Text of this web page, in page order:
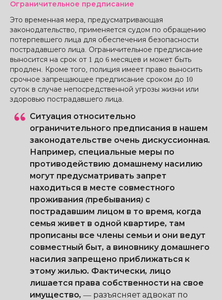
Ограничительное предписание
Это временная мера, предусматривающая
законодательство, применяется судом по обращению
потерпевшего лица для обеспечения безопасности
пострадавшего лица. Ограничительное предписание
выносится на срок от 1 до 6 месяцев и может быть
продлен. Кроме того, полиция имеет право выносить
срочное запрещающее предписание сроком до 10
суток в случае непосредственной угрозы жизни или
здоровью пострадавшего лица.
Ситуация относительно
ограничительного предписания в нашем
законодательстве очень дискуссионная.
Например, специальные меры по
противодействию домашнему насилию
могут предусматривать запрет
находиться в месте совместного
проживания (пребывания) с
пострадавшим лицом в то время, когда
семья живет в одной квартире, там
прописаны все члены семьи и они ведут
совместный быт, а виновнику домашнего
насилия запрещено приближаться к
этому жилью. Фактически, лицо
лишается права собственности на свое
имущество, — разъясняет адвокат по